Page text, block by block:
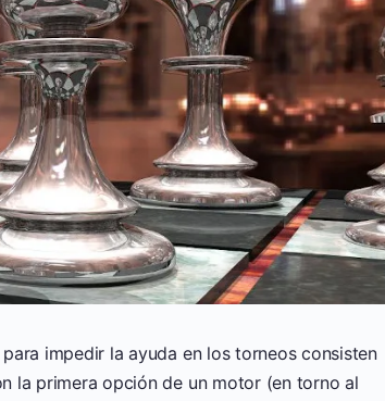
impedir la ayuda en los torneos consisten
la primera opción de un motor (en torno al